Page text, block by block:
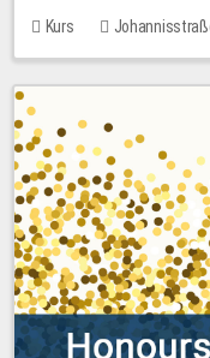
Kurs
Keine freien Plätze